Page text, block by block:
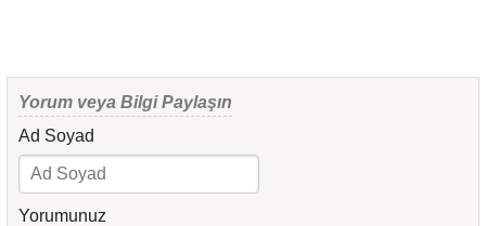
Yorum veya Bilgi Paylaşın
Ad Soyad
Yorumunuz